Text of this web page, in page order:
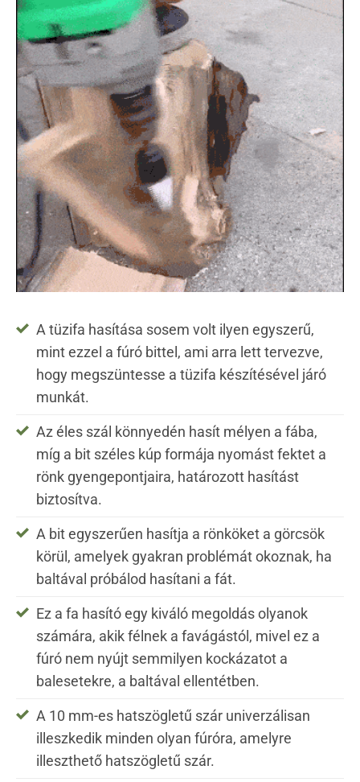
A tüzifa hasítása sosem volt ilyen egyszerű,
mint ezzel a fúró bittel, ami arra lett tervezve,
hogy megszüntesse a tüzifa készítésével járó
munkát.
Az éles szál könnyedén hasít mélyen a fába,
míg a bit széles kúp formája nyomást fektet a
rönk gyengepontjaira, határozott hasítást
biztosítva.
A bit egyszerűen hasítja a rönköket a görcsök
körül, amelyek gyakran problémát okoznak, ha
baltával próbálod hasítani a fát.
Ez a fa hasító egy kiváló megoldás olyanok
számára, akik félnek a favágástól, mivel ez a
fúró nem nyújt semmilyen kockázatot a
balesetekre, a baltával ellentétben.
A 10 mm-es hatszögletű szár univerzálisan
illeszkedik minden olyan fúróra, amelyre
illeszthető hatszögletű szár.